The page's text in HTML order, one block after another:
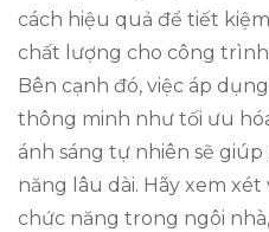
cách hiệu quả để tiết
chất lượng cho công
Bên cạnh đó, việc áp
thông minh như tối ưu
ánh sáng tự nhiên sẽ
năng lâu dài. Hãy xem
chức năng trong ngôi